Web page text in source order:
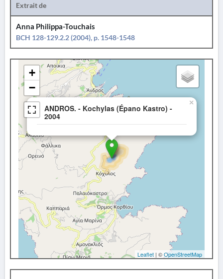
Extrait de
Anna Philippa-Touchais
BCH 128-129.2.2 (2004), p. 1548-1548
ANDROS. - Kochylas (Épano Kastro) -
2004
×
+
−
Leaflet | ©OpenStreetMap